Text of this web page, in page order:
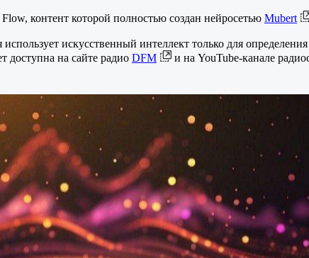
контент которой полностью создан нейросетью Mubert
искусственный интеллект только для
доступна на сайте радио DFM и на YouTube-канале